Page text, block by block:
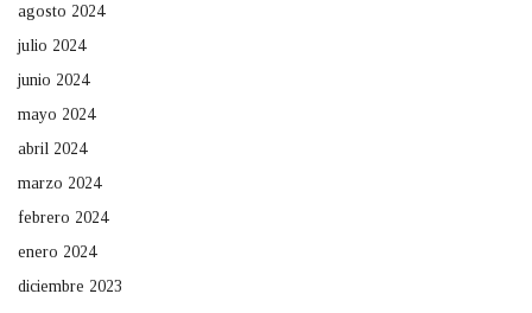
agosto 2024
julio 2024
junio 2024
mayo 2024
abril 2024
marzo 2024
febrero 2024
enero 2024
diciembre 2023